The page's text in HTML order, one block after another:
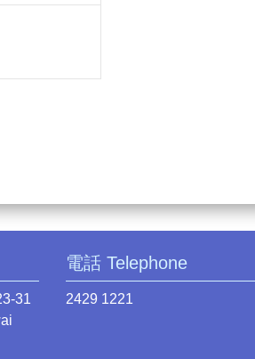
31
電話 Telephone
2429 1221